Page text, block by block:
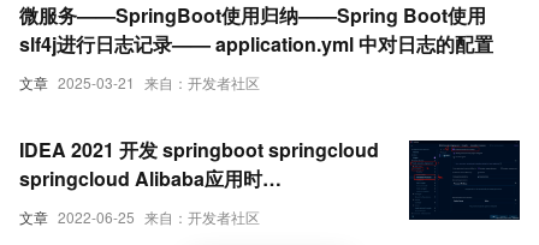
文章 2025-03-21 来自：开发者社区
微服务——SpringBoot使用归纳——Spring Boot使用
slf4j进行日志记录—— application.yml 中对日志的配置
文章 2022-06-25 来自：开发者社区
IDEA 2021 开发 springboot springcloud
springcloud Alibaba应用时
application.yml配置自动提示